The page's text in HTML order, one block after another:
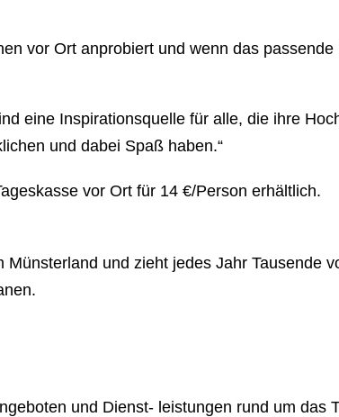
vor Ort anprobiert und wenn das
eine Inspirationsquelle für alle, die ihre
und dabei Spaß haben.“
vor Ort für 14 €/Person erhältlich.
und zieht jedes Jahr Tausende
und Dienst- leistungen rund um das